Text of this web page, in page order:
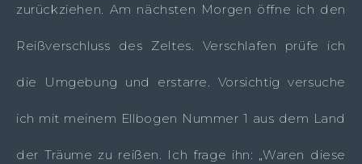
zurückziehen. Am nächsten Morgen öffne ich den
Reißverschluss des Zeltes. Verschlafen prüfe ich
die Umgebung und erstarre. Vorsichtig versuche
ich mit meinem Ellbogen Nummer 1 aus dem Land
der Träume zu reißen. Ich frage ihn: „Waren diese